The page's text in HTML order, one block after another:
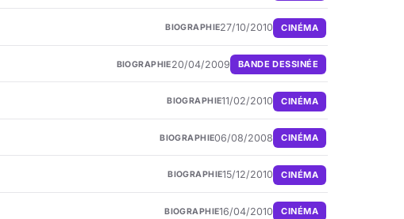
BIOGRAPHIE27/10/2010 CINÉMA
BIOGRAPHIE20/04/2009 BANDE DESSINÉE
BIOGRAPHIE11/02/2010 CINÉMA
BIOGRAPHIE06/08/2008 CINÉMA
BIOGRAPHIE15/12/2010 CINÉMA
BIOGRAPHIE16/04/2010 CINÉMA